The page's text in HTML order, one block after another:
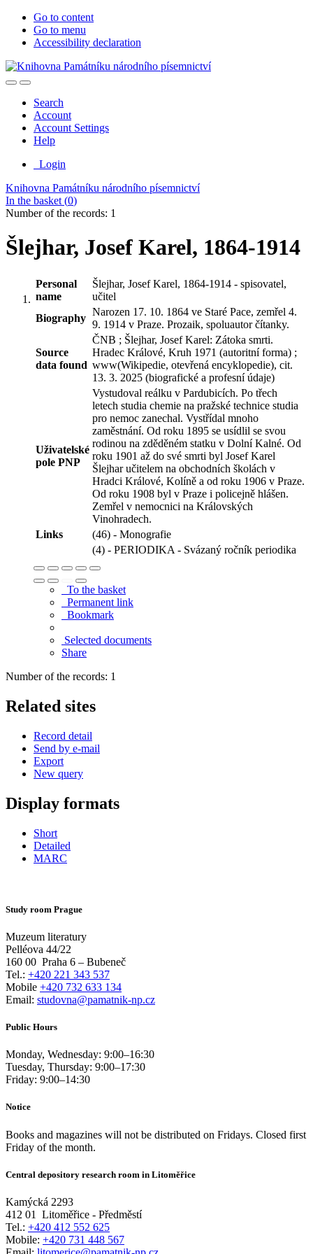
Go to content
Go to menu
Accessibility declaration
Search
Account
Account Settings
Help
Login
Knihovna Památníku národního písemnictví
In the basket (0)
Number of the records: 1
Šlejhar, Josef Karel, 1864-1914
Personal
name
Šlejhar, Josef Karel, 1864-1914 - spisovatel,
učitel
Biography
Narozen 17. 10. 1864 ve Staré Pace, zemřel 4.
9. 1914 v Praze. Prozaik, spoluautor čítanky.
Source
data found
ČNB ; Šlejhar, Josef Karel: Zátoka smrti.
Hradec Králové, Kruh 1971 (autoritní forma) ;
www(Wikipedie, otevřená encyklopedie), cit.
13. 3. 2025 (biografické a profesní údaje)
Uživatelské
pole PNP
Vystudoval reálku v Pardubicích. Po třech
letech studia chemie na pražské technice studia
pro nemoc zanechal. Vystřídal mnoho
zaměstnání. Od roku 1895 se usídlil se svou
rodinou na zděděném statku v Dolní Kalné. Od
roku 1901 až do své smrti byl Josef Karel
Šlejhar učitelem na obchodních školách v
Hradci Králové, Kolíně a od roku 1906 v Praze.
Od roku 1908 byl v Praze i policejně hlášen.
Zemřel v nemocnici na Královských
Vinohradech.
Links
(46) - Monografie
(4) - PERIODIKA - Svázaný ročník periodika
To the basket
Permanent link
Bookmark
Selected documents
Share
Number of the records: 1
Related sites
Record detail
Send by e-mail
Export
New query
Display formats
Short
Detailed
MARC
Study room Prague
Muzeum literatury
Pelléova 44/22
160 00 Praha 6 – Bubeneč
Tel.: +420 221 343 537
Mobile +420 732 633 134
Email: studovna@pamatnik-np.cz
Public Hours
Monday, Wednesday: 9:00–16:30
Tuesday, Thursday: 9:00–17:30
Friday: 9:00–14:30
Notice
Books and magazines will not be distributed on Fridays. Closed first
Friday of the month.
Central depository research room in Litoměřice
Kamýcká 2293
412 01
Litoměřice - Předměstí
Tel.: +420 412 552 625
Mobile: +420 731 448 567